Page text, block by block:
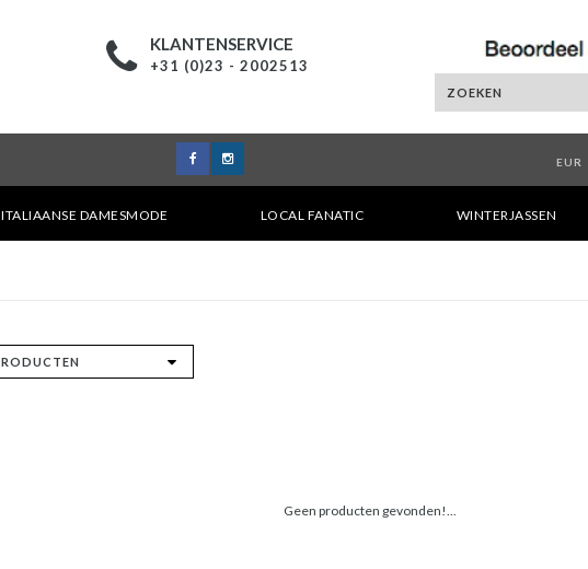
KLANTENSERVICE
+31 (0)23 - 2002513
EUR
ITALIAANSE DAMESMODE LOCAL FANATIC WINTERJASSEN
Geen producten gevonden!...